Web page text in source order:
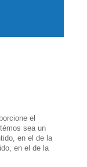
el
sea un
en el de la
en el de la